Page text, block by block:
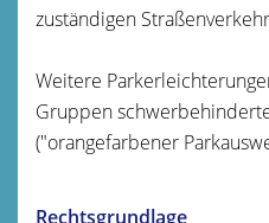
zuständigen
Weitere
Gruppen
("orangefarbener
Rechtsgrundlage